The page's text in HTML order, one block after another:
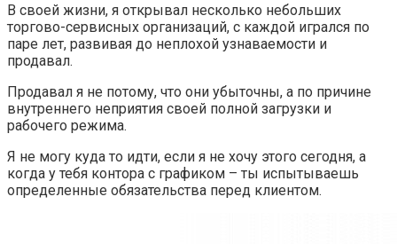
В своей жизни, я открывал несколько небольших
торгово-сервисных организаций, с каждой игрался по
паре лет, развивая до неплохой узнаваемости и
продавал.
Продавал я не потому, что они убыточны, а по причине
внутреннего неприятия своей полной загрузки и
рабочего режима.
Я не могу куда то идти, если я не хочу этого сегодня, а
когда у тебя контора с графиком – ты испытываешь
определенные обязательства перед клиентом.